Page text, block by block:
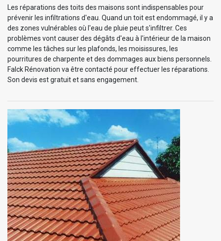
Les réparations des toits des maisons sont indispensables pour
prévenir les infiltrations d'eau. Quand un toit est endommagé, il y a
des zones vulnérables où l'eau de pluie peut s'infiltrer. Ces
problèmes vont causer des dégâts d'eau à l'intérieur de la maison
comme les tâches sur les plafonds, les moisissures, les
pourritures de charpente et des dommages aux biens personnels.
Falck Rénovation va être contacté pour effectuer les réparations.
Son devis est gratuit et sans engagement.